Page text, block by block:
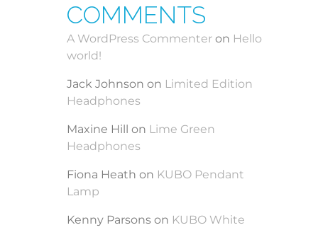
COMMENTS
A WordPress Commenter on Hello
world!
Jack Johnson on Limited Edition
Headphones
Maxine Hill on Lime Green
Headphones
Fiona Heath on KUBO Pendant
Lamp
Kenny Parsons on KUBO White